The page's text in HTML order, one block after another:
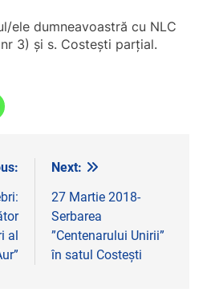
ele dumneavoastră cu NLC
3) şi s. Costeşti parţial.
al
Next:
27 Martie 2018-
Serbarea
”Centenarului Unirii”
în satul Costești